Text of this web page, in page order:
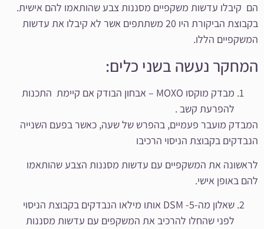
הם קיבלו עדשות משקפיים מסננות צבע שהותאמו להם אישית.
בקבוצת הביקורת היו 20 משתתפים אשר לא קיבלו את עדשות
המשקפיים הללו.
המחקר נעשה בשני כלים:
מבדק מוקסו MOXO – אבחון הבודק אם קיימת התכנות
להפרעת קשב .
המבדק מועבר פעמיים, בהפרש של שעה, כאשר בפעם השנייה
הנבדקים בקבוצת הניסוי הרכיבו
לראשונה את המשקפיים עם עדשות מסננות הצבע שהותאמו
להם באופן אישי.
שאלון מה-DSM -5 אותו מילאו הנבדקים בקבוצת הניסוי
לפני שהחלו להרכיב את המשקפים עם עדשות מסננות